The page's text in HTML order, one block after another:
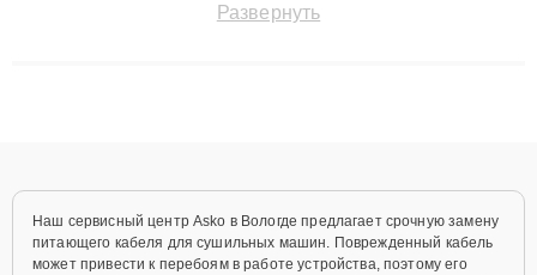
сохранением гарантии до 3 лет. Наши мастера решают
Развернуть
Наш сервисный центр Asko в Вологде предлагает срочную замену
питающего кабеля для сушильных машин. Поврежденный кабель
может привести к перебоям в работе устройства, поэтому его